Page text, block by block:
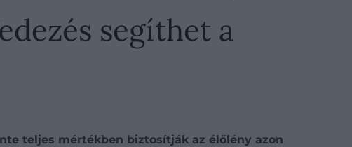
segíthet a
teljes mértékben biztosítják az élőlény azon